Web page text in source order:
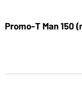
Promo-T Man 150